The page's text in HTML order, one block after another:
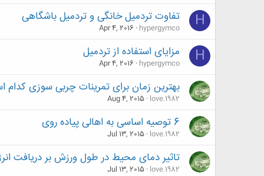
H تفاوت تردمیل خانگی و تردمیل باشگاهی
hypergymco
Apr 4, 2016
H مزایای استفاده از تردمیل
hypergymco
Apr 4, 2016
بهترین زمان برای تمرینات چربی سوزی
love.1982
Aug 4, 2015
6 توصیه اساسی به اهالی پیاده روی
love.1982
Jul 13, 2015
تاثیر دمای محیط در طول ورزش بر دریافت
love.1982
Jul 13, 2015